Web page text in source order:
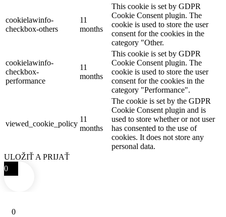
cookielawinfo-
checkbox-others
11
months
This cookie is set by GDPR
Cookie Consent plugin. The
cookie is used to store the user
consent for the cookies in the
category "Other.
cookielawinfo-
checkbox-
performance
11
months
This cookie is set by GDPR
Cookie Consent plugin. The
cookie is used to store the user
consent for the cookies in the
category "Performance".
viewed_cookie_policy
11
months
The cookie is set by the GDPR
Cookie Consent plugin and is
used to store whether or not user
has consented to the use of
cookies. It does not store any
personal data.
ULOŽIŤ A PRIJAŤ
0
0